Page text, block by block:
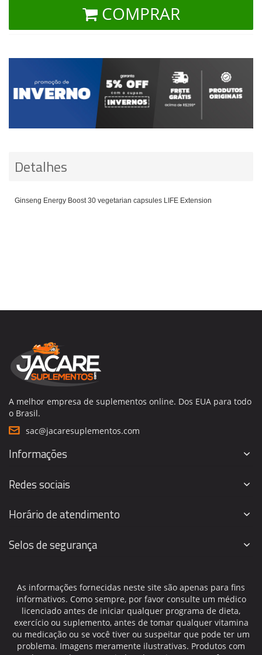
COMPRAR
Detalhes
Ginseng Energy Boost 30 vegetarian capsules LIFE Extension
A melhor empresa de suplementos online. Dos EUA para todo
o Brasil.
sac@jacaresuplementos.com
Informações
Redes sociais
Horário de atendimento
Selos de segurança
As informações fornecidas neste site são apenas para fins
informativos. Como sempre, por favor consulte um médico
licenciado antes de iniciar qualquer programa de dieta,
exercício ou suplemento, antes de tomar qualquer vitamina
ou medicação ou se você tiver ou suspeitar que pode ter um
problema. Imagens meramente ilustrativas. Produtos com